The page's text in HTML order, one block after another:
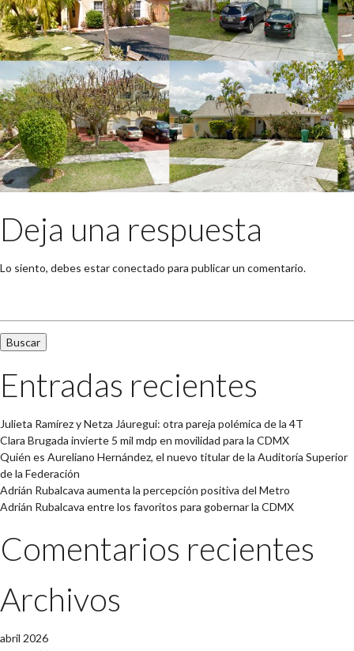
Deja una respuesta
Lo siento, debes estarconectado para publicar un comentario.
Entradas recientes
Julieta Ramírez y Netza Jáuregui: otra pareja polémica de la 4T
Clara Brugada invierte 5 mil mdp en movilidad para la CDMX
Quién es Aureliano Hernández, el nuevo titular de la Auditoría Superior
de la Federación
Adrián Rubalcava aumenta la percepción positiva del Metro
Adrián Rubalcava entre los favoritos para gobernar la CDMX
Comentarios recientes
Archivos
abril 2026